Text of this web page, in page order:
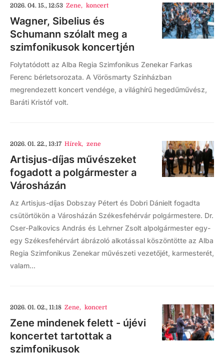
2026. 04. 15., 12:53 Zene, koncert
Wagner, Sibelius és
Schumann szólalt meg a
szimfonikusok koncertjén
Folytatódott az Alba Regia Szimfonikus Zenekar Farkas
Ferenc bérletsorozata. A Vörösmarty Színházban
megrendezett koncert vendége, a világhírű hegedűművész,
Baráti Kristóf volt.
2026. 01. 22., 13:17 Hírek, zene
Artisjus-díjas művészeket
fogadott a polgármester a
Városházán
Az Artisjus-díjas Dobszay Pétert és Dobri Dánielt fogadta
csütörtökön a Városházán Székesfehérvár polgármestere. Dr.
Cser-Palkovics András és Lehrner Zsolt alpolgármester egy-
egy Székesfehérvárt ábrázoló alkotással köszöntötte az Alba
Regia Szimfonikus Zenekar művészeti vezetőjét, karmesterét,
valam...
2026. 01. 02., 11:18 Zene, koncert
Zene mindenek felett - újévi
koncertet tartottak a
szimfonikusok